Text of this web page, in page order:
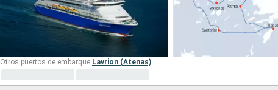
Otros puertos de embarque: Lavrion (Atenas)